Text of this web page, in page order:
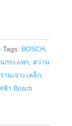
Tags: BOSCH
กระแทก, สว่าน
านเจาะเหล็ก,
ฟ้า Bosch